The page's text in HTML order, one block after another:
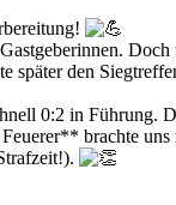
Doch
den
0:2 in Führung.
brachte uns